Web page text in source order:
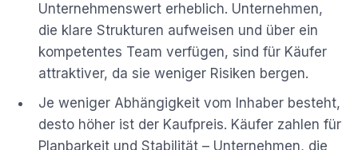
Unternehmenswert erheblich. Unternehmen,
die klare Strukturen aufweisen und über ein
kompetentes Team verfügen, sind für Käufer
attraktiver, da sie weniger Risiken bergen.
Je weniger Abhängigkeit vom Inhaber besteht,
desto höher ist der Kaufpreis. Käufer zahlen für
Planbarkeit und Stabilität – Unternehmen, die